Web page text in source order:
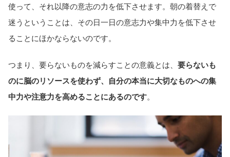
使って、それ以降の意志の力を低下させます。朝の着替えで
迷うということは、その日一日の意志力や集中力を低下させ
ることにほかならないのです。
つまり、要らないものを減らすことの意義とは、 要らないも
のに脳のリソースを使わず、自分の本当に大切なものへの集
中力や注意力を高めることにあるのです。